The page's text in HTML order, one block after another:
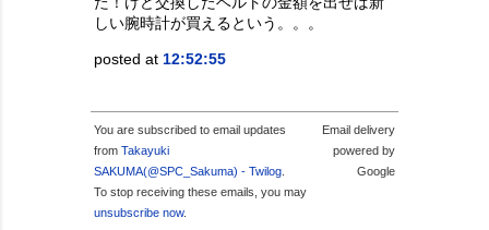
しい腕時計が買えるという。。。
posted at 12:52:55
You are subscribed to email updates
from Takayuki
SAKUMA(@SPC_Sakuma) - Twilog
To stop receiving these emails, you may
unsubscribe now.
Email delivery
powered by
Google